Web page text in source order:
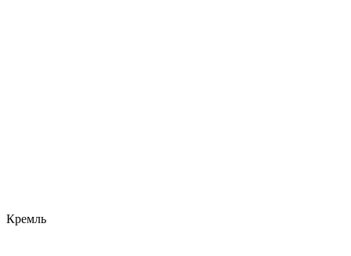
Кремль